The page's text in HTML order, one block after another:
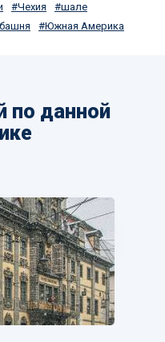
Чехия
шале
Южная Америка
по данной